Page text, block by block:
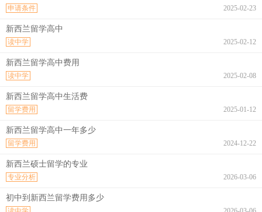
2025-02-23
申请条件
新西兰留学高中
2025-02-12
读中学
新西兰留学高中费用
2025-02-08
读中学
新西兰留学高中生活费
2025-01-12
留学费用
新西兰留学高中一年多少
2024-12-22
留学费用
新西兰硕士留学的专业
2026-03-06
专业分析
初中到新西兰留学费用多少